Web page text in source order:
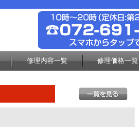
修理内容一覧 修理価格一覧